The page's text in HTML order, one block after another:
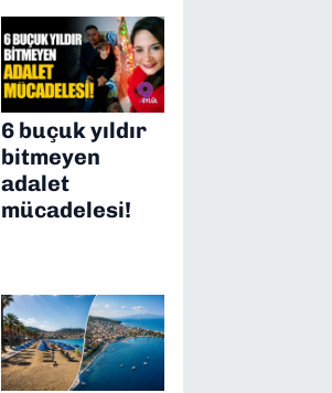
6 buçuk yıldır
bitmeyen
adalet
mücadelesi!